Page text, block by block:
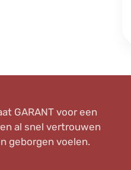
GARANT voor een
al snel vertrouwen
geborgen voelen.